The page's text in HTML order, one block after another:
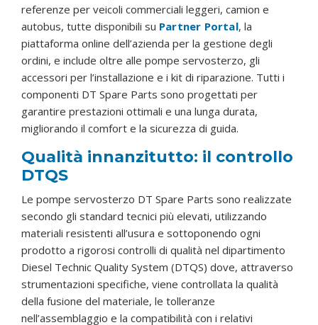
referenze per veicoli commerciali leggeri, camion e
autobus, tutte disponibili su Partner Portal, la
piattaforma online dell’azienda per la gestione degli
ordini, e include oltre alle pompe servosterzo, gli
accessori per l’installazione e i kit di riparazione. Tutti i
componenti DT Spare Parts sono progettati per
garantire prestazioni ottimali e una lunga durata,
migliorando il comfort e la sicurezza di guida.
Qualità innanzitutto: il controllo
DTQS
Le pompe servosterzo DT Spare Parts sono realizzate
secondo gli standard tecnici più elevati, utilizzando
materiali resistenti all’usura e sottoponendo ogni
prodotto a rigorosi controlli di qualità nel dipartimento
Diesel Technic Quality System (DTQS) dove, attraverso
strumentazioni specifiche, viene controllata la qualità
della fusione del materiale, le tolleranze
nell’assemblaggio e la compatibilità con i relativi